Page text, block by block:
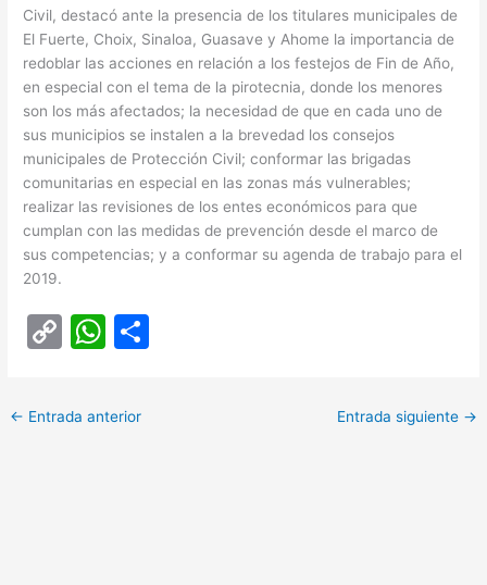
Civil, destacó ante la presencia de los titulares municipales de
El Fuerte, Choix, Sinaloa, Guasave y Ahome la importancia de
redoblar las acciones en relación a los festejos de Fin de Año,
en especial con el tema de la pirotecnia, donde los menores
son los más afectados; la necesidad de que en cada uno de
sus municipios se instalen a la brevedad los consejos
municipales de Protección Civil; conformar las brigadas
comunitarias en especial en las zonas más vulnerables;
realizar las revisiones de los entes económicos para que
cumplan con las medidas de prevención desde el marco de
sus competencias; y a conformar su agenda de trabajo para el
2019.
C
p
y
W
at
s
← Entrada anterior Entrada siguiente →